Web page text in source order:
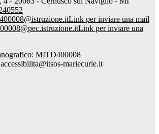
Link per inviare una mail
Link per inviare una
MITD400008
mariecurie.it